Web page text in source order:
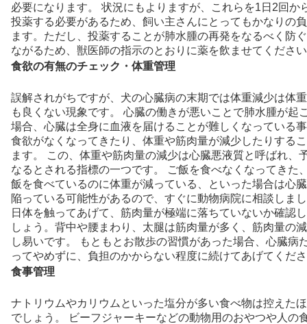
必要になります。 状況にもよりますが、これらを1日2回か
投薬する必要があるため、飼い主さんにとってもかなりの
ます。ただし、投薬することが肺水腫の再発をなるべく防
ながるため、獣医師の指示のとおりに薬を飲ませてくださ
食欲の有無のチェック・体重管理
誤解されがちですが、犬の心臓病の末期では体重減少は体
も良くない現象です。 心臓の働きが悪いことで肺水腫が起
場合、心臓は全身に血液を届けることが難しくなっている
食欲がなくなってきたり、体重や筋肉量が減少したりする
ます。 この、体重や筋肉量の減少は心臓悪液質と呼ばれ、
なるとされる指標の一つです。 ご飯を食べなくなってきた
飯を食べているのに体重が減っている、といった場合は心
陥っている可能性があるので、すぐに動物病院に相談しま
日体を触ってあげて、筋肉量が極端に落ちていないか確認
しょう。背中や腰まわり、太腿は筋肉量が多く、筋肉量の
し易いです。 もともとお散歩の習慣があった場合、心臓病
ってやめずに、負担のかからない程度に続けてあげてくだ
食事管理
ナトリウムやカリウムといった塩分が多い食べ物は控えた
でしょう。 ビーフジャーキーなどの動物用のおやつや人の